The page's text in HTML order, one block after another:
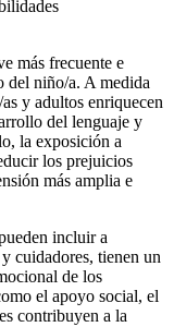
más frecuente e
del niño/a. A medida
y adultos enriquecen
del lenguaje y
la exposición a
los prejuicios
más amplia e
incluir a
cuidadores, tienen un
de los
el apoyo social, el
contribuyen a la